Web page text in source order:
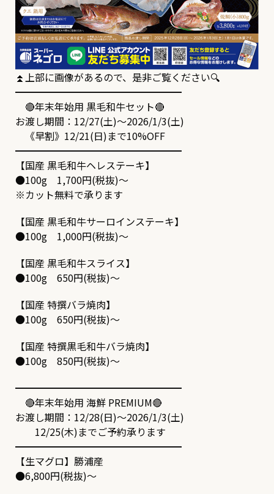
⏫上部に画像があるので、是非ご覧ください🔍
━━━━━━━━━━━━━━━━━
🔴年末年始用 黒毛和牛セット🔴
お渡し期間：12/27(土)～2026/1/3(土)
《早割》12/21(日)まで10%OFF
━━━━━━━━━━━━━━━━━
【国産 黒毛和牛ヘレステーキ】
●100g 1,700円(税抜)～
※カット無料で承ります
【国産 黒毛和牛サーロインステーキ】
●100g 1,000円(税抜)～
【国産 黒毛和牛スライス】
●100g 650円(税抜)～
【国産 特撰バラ焼肉】
●100g 650円(税抜)～
【国産 特撰黒毛和牛バラ焼肉】
●100g 850円(税抜)～
━━━━━━━━━━━━━━━━━
🔴年末年始用 海鮮 PREMIUM🔴
お渡し期間：12/28(日)～2026/1/3(土)
12/25(木)までご予約承ります
━━━━━━━━━━━━━━━━━
【生マグロ】勝浦産
●6,800円(税抜)～